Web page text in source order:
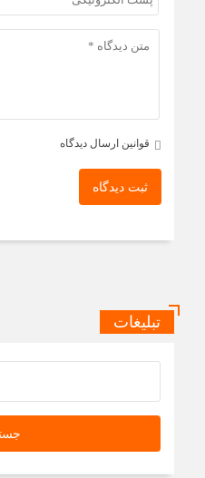
قوانین ارسال دیدگاه
ثبت دیدگاه
تبلیغات